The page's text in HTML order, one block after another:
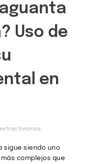
Uso de
en
extractivismos
sigue siendo uno
complejos que